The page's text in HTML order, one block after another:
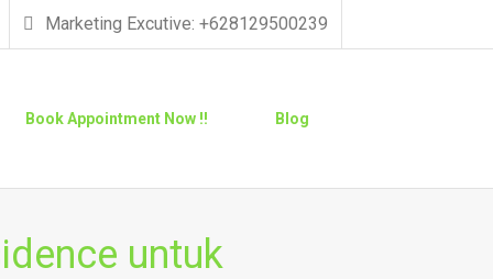
Marketing Excutive: +628129500239
Book Appointment Now !! Blog
untuk